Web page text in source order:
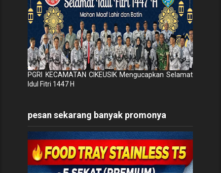
PGRI KECAMATAN CIKEUSIK Mengucapkan Selamat
Idul Fitri 1447 H
pesan sekarang banyak promonya